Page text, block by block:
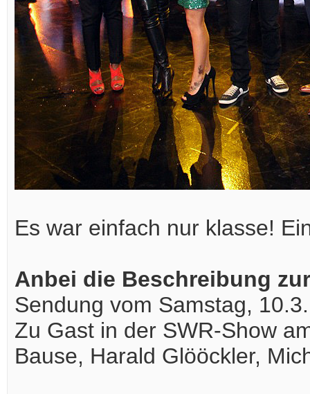
Es war einfach nur klasse!
Anbei die Beschreibung
Sendung vom Samstag,
Zu Gast in der SWR-Show
Bause, Harald Glööckler,